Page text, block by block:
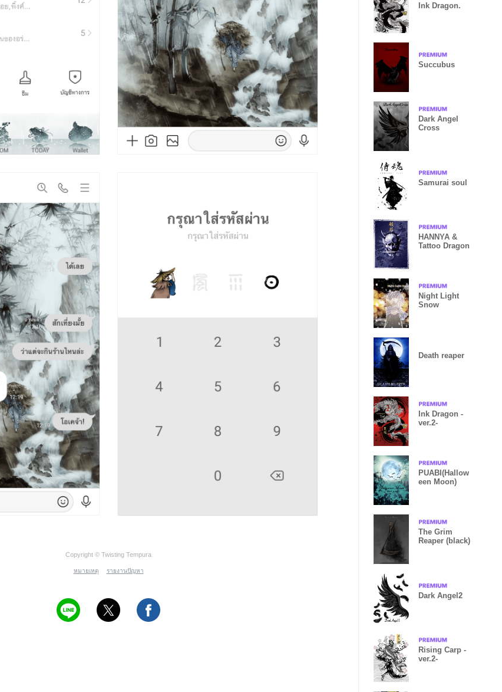
Copyright © Twisting Tempura
หมายเหตุ รายงานปัญหา
Ink Dragon.
Succubus
Dark Angel
Cross
Samurai soul
HANNYA &
Tattoo Dragon
Night Light
Snow
Death reaper
Ink Dragon -
ver.2-
PUABI(Hallow
een Moon)
The Grim
Reaper (black)
Dark Angel2
Rising Carp -
ver.2-